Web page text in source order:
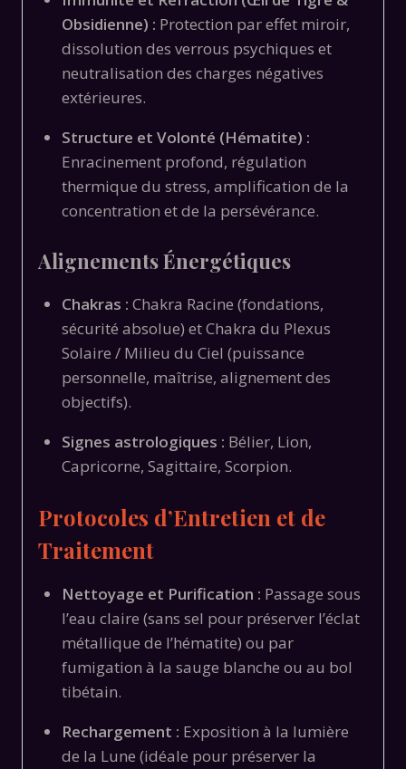
Obsidienne) : Protection par effet miroir,
dissolution des verrous psychiques et
neutralisation des charges négatives
extérieures.
Structure et Volonté (Hématite) :
Enracinement profond, régulation
thermique du stress, amplification de la
concentration et de la persévérance.
Alignements Énergétiques
Chakras : Chakra Racine (fondations,
sécurité absolue) et Chakra du Plexus
Solaire / Milieu du Ciel (puissance
personnelle, maîtrise, alignement des
objectifs).
Signes astrologiques : Bélier, Lion,
Capricorne, Sagittaire, Scorpion.
Protocoles d’Entretien et de
Traitement
Nettoyage et Purification : Passage sous
l’eau claire (sans sel pour préserver l’éclat
métallique de l’hématite) ou par
fumigation à la sauge blanche ou au bol
tibétain.
Rechargement : Exposition à la lumière
de la Lune (idéale pour préserver la